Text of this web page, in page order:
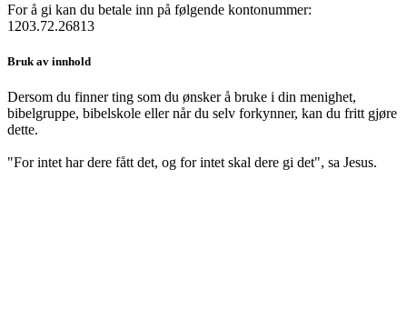
For å gi kan du betale inn på følgende kontonummer:
1203.72.26813
Bruk av innhold
Dersom du finner ting som du ønsker å bruke i din menighet,
bibelgruppe, bibelskole eller når du selv forkynner, kan du fritt gjøre
dette.
"For intet har dere fått det, og for intet skal dere gi det", sa Jesus.